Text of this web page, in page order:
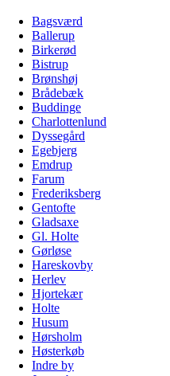
Bagsværd
Ballerup
Birkerød
Bistrup
Brønshøj
Brådebæk
Buddinge
Charlottenlund
Dyssegård
Egebjerg
Emdrup
Farum
Frederiksberg
Gentofte
Gladsaxe
Gl. Holte
Gørløse
Hareskovby
Herlev
Hjortekær
Holte
Husum
Hørsholm
Høsterkøb
Indre by